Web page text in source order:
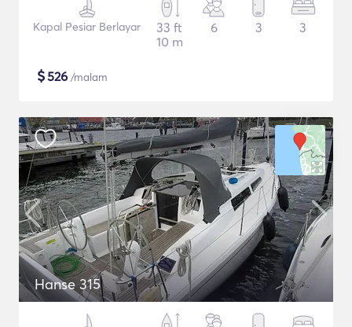
Kapal Pesiar Berlayar
33 ft
10 m
6 3 3
$526 /malam
Hanse 315